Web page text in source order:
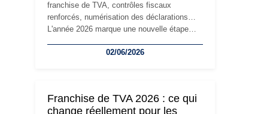
franchise de TVA, contrôles fiscaux
renforcés, numérisation des déclarations…
L'année 2026 marque une nouvelle étape
travailleurs indépendants. Si le régime de la
réglementaire plus exigeant. Décryptage des
02/06/2026
Franchise de TVA 2026 : ce qui
change réellement pour les